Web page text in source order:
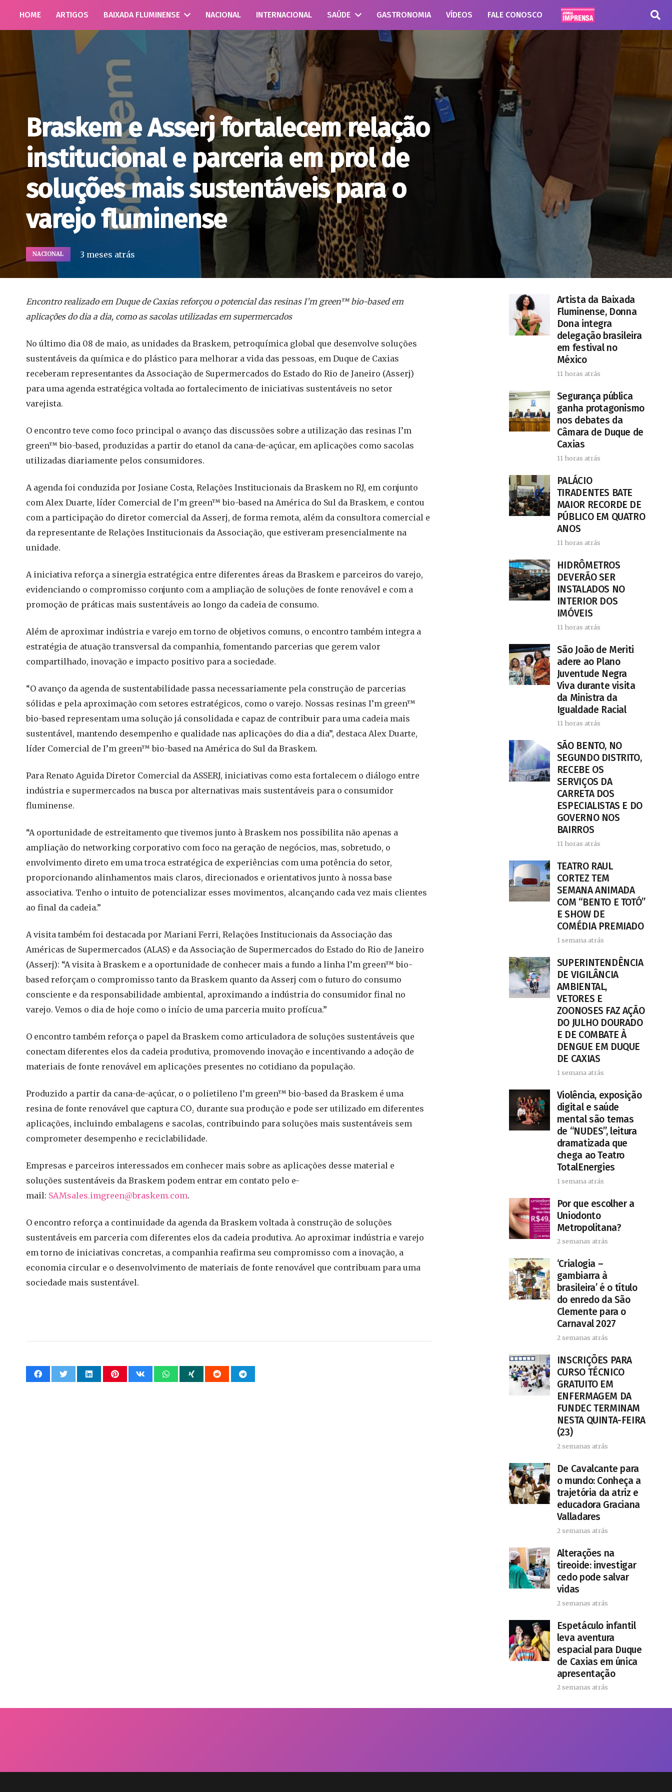
HOME ARTIGOS BAIXADA FLUMINENSE NACIONAL INTERNACIONAL SAÚDE GASTRONOMIA VÍDEOS FALE CONOSCO
Braskem e Asserj fortalecem relação
institucional e parceria em prol de
soluções mais sustentáveis para o
varejo fluminense
NACIONAL 3 meses atrás
Encontro realizado em Duque de Caxias reforçou o potencial das resinas I’m green™ bio-based em
aplicações do dia a dia, como as sacolas utilizadas em supermercados
No último dia 08 de maio, as unidades da Braskem, petroquímica global que desenvolve soluções
sustentáveis da química e do plástico para melhorar a vida das pessoas, em Duque de Caxias
receberam representantes da Associação de Supermercados do Estado do Rio de Janeiro (Asserj)
para uma agenda estratégica voltada ao fortalecimento de iniciativas sustentáveis no setor
varejista.
O encontro teve como foco principal o avanço das discussões sobre a utilização das resinas I’m
green™ bio-based, produzidas a partir do etanol da cana-de-açúcar, em aplicações como sacolas
utilizadas diariamente pelos consumidores.
A agenda foi conduzida por Josiane Costa, Relações Institucionais da Braskem no RJ, em conjunto
com Alex Duarte, líder Comercial de I’m green™ bio-based na América do Sul da Braskem, e contou
com a participação do diretor comercial da Asserj, de forma remota, além da consultora comercial e
da representante de Relações Institucionais da Associação, que estiveram presencialmente na
unidade.
A iniciativa reforça a sinergia estratégica entre diferentes áreas da Braskem e parceiros do varejo,
evidenciando o compromisso conjunto com a ampliação de soluções de fonte renovável e com a
promoção de práticas mais sustentáveis ao longo da cadeia de consumo.
Além de aproximar indústria e varejo em torno de objetivos comuns, o encontro também integra a
estratégia de atuação transversal da companhia, fomentando parcerias que gerem valor
compartilhado, inovação e impacto positivo para a sociedade.
“O avanço da agenda de sustentabilidade passa necessariamente pela construção de parcerias
sólidas e pela aproximação com setores estratégicos, como o varejo. Nossas resinas I’m green™
bio-based representam uma solução já consolidada e capaz de contribuir para uma cadeia mais
sustentável, mantendo desempenho e qualidade nas aplicações do dia a dia”, destaca Alex Duarte,
líder Comercial de I’m green™ bio-based na América do Sul da Braskem.
Para Renato Aguida Diretor Comercial da ASSERJ, iniciativas como esta fortalecem o diálogo entre
indústria e supermercados na busca por alternativas mais sustentáveis para o consumidor
fluminense.
“A oportunidade de estreitamento que tivemos junto à Braskem nos possibilita não apenas a
ampliação do networking corporativo com foco na geração de negócios, mas, sobretudo, o
envolvimento direto em uma troca estratégica de experiências com uma potência do setor,
proporcionando alinhamentos mais claros, direcionados e orientativos junto à nossa base
associativa. Tenho o intuito de potencializar esses movimentos, alcançando cada vez mais clientes
ao final da cadeia.”
A visita também foi destacada por Mariani Ferri, Relações Institucionais da Associação das
Américas de Supermercados (ALAS) e da Associação de Supermercados do Estado do Rio de Janeiro
(Asserj): “A visita à Braskem e a oportunidade de conhecer mais a fundo a linha I’m green™ bio-
based reforçam o compromisso tanto da Braskem quanto da Asserj com o futuro do consumo
consciente e da responsabilidade ambiental, aproximando a indústria do consumidor final no
varejo. Vemos o dia de hoje como o início de uma parceria muito profícua.”
O encontro também reforça o papel da Braskem como articuladora de soluções sustentáveis que
conectam diferentes elos da cadeia produtiva, promovendo inovação e incentivando a adoção de
materiais de fonte renovável em aplicações presentes no cotidiano da população.
Produzido a partir da cana-de-açúcar, o o polietileno I’m green™ bio-based da Braskem é uma
resina de fonte renovável que captura CO₂ durante sua produção e pode ser utilizado em diferentes
aplicações, incluindo embalagens e sacolas, contribuindo para soluções mais sustentáveis sem
comprometer desempenho e reciclabilidade.
Empresas e parceiros interessados em conhecer mais sobre as aplicações desse material e
soluções sustentáveis da Braskem podem entrar em contato pelo e-
mail: SAMsales.imgreen@braskem.com.
O encontro reforça a continuidade da agenda da Braskem voltada à construção de soluções
sustentáveis em parceria com diferentes elos da cadeia produtiva. Ao aproximar indústria e varejo
em torno de iniciativas concretas, a companhia reafirma seu compromisso com a inovação, a
economia circular e o desenvolvimento de materiais de fonte renovável que contribuam para uma
sociedade mais sustentável.
Artista da Baixada
Fluminense, Donna
Dona integra
delegação brasileira
em festival no
México
11 horas atrás
Segurança pública
ganha protagonismo
nos debates da
Câmara de Duque de
Caxias
11 horas atrás
PALÁCIO
TIRADENTES BATE
MAIOR RECORDE DE
PÚBLICO EM QUATRO
ANOS
11 horas atrás
HIDRÔMETROS
DEVERÃO SER
INSTALADOS NO
INTERIOR DOS
IMÓVEIS
11 horas atrás
São João de Meriti
adere ao Plano
Juventude Negra
Viva durante visita
da Ministra da
Igualdade Racial
11 horas atrás
SÃO BENTO, NO
SEGUNDO DISTRITO,
RECEBE OS
SERVIÇOS DA
CARRETA DOS
ESPECIALISTAS E DO
GOVERNO NOS
BAIRROS
11 horas atrás
TEATRO RAUL
CORTEZ TEM
SEMANA ANIMADA
COM “BENTO E TOTÓ”
E SHOW DE
COMÉDIA PREMIADO
1 semana atrás
SUPERINTENDÊNCIA
DE VIGILÂNCIA
AMBIENTAL,
VETORES E
ZOONOSES FAZ AÇÃO
DO JULHO DOURADO
E DE COMBATE À
DENGUE EM DUQUE
DE CAXIAS
1 semana atrás
Violência, exposição
digital e saúde
mental são temas
de “NUDES”, leitura
dramatizada que
chega ao Teatro
TotalEnergies
1 semana atrás
Por que escolher a
Uniodonto
Metropolitana?
2 semanas atrás
‘Crialogia –
gambiarra à
brasileira’ é o título
do enredo da São
Clemente para o
Carnaval 2027
2 semanas atrás
INSCRIÇÕES PARA
CURSO TÉCNICO
GRATUITO EM
ENFERMAGEM DA
FUNDEC TERMINAM
NESTA QUINTA-FEIRA
(23)
2 semanas atrás
De Cavalcante para
o mundo: Conheça a
trajetória da atriz e
educadora Graciana
Valladares
2 semanas atrás
Alterações na
tireoide: investigar
cedo pode salvar
vidas
2 semanas atrás
​Espetáculo infantil
leva aventura
espacial para Duque
de Caxias em única
apresentação
2 semanas atrás